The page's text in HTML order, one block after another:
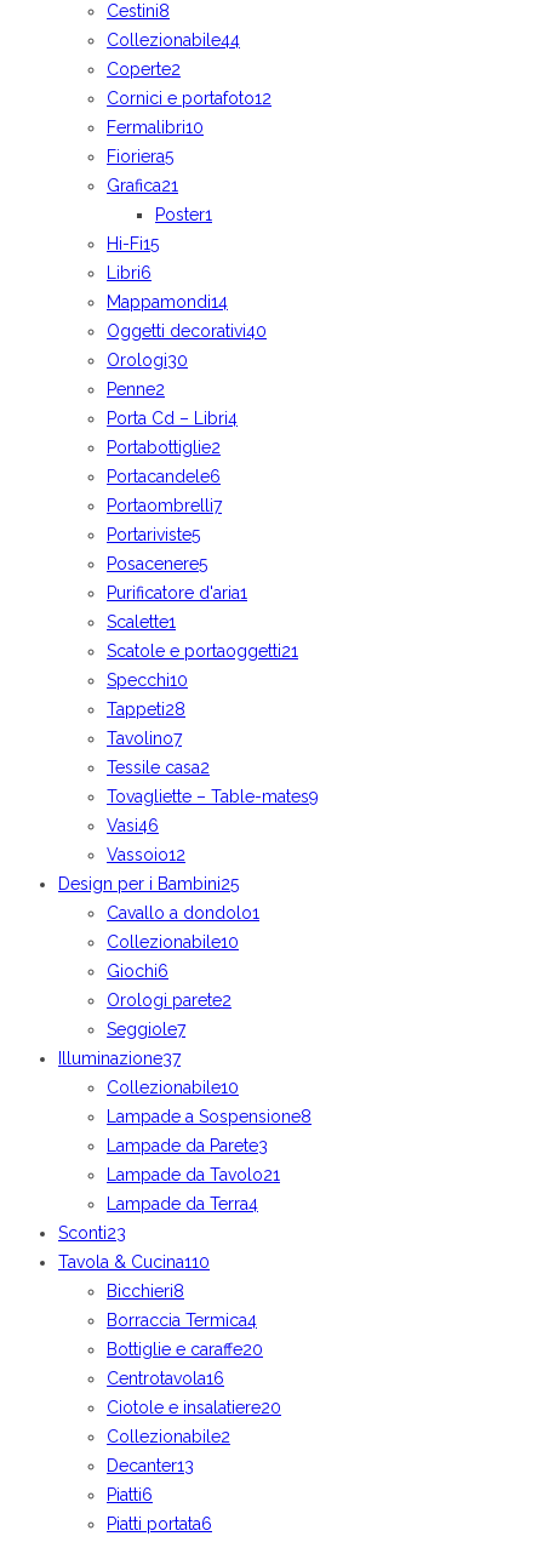
Cestini8
Collezionabile44
Coperte2
Cornici e portafoto12
Fermalibri10
Fioriera5
Grafica21
Poster1
Hi-Fi15
Libri6
Mappamondi14
Oggetti decorativi40
Orologi30
Penne2
Porta Cd – Libri4
Portabottiglie2
Portacandele6
Portaombrelli7
Portariviste5
Posacenere5
Purificatore d'aria1
Scalette1
Scatole e portaoggetti21
Specchi10
Tappeti28
Tavolino7
Tessile casa2
Tovagliette – Table-mates9
Vasi46
Vassoio12
Design per i Bambini25
Cavallo a dondolo1
Collezionabile10
Giochi6
Orologi parete2
Seggiole7
Illuminazione37
Collezionabile10
Lampade a Sospensione8
Lampade da Parete3
Lampade da Tavolo21
Lampade da Terra4
Sconti23
Tavola & Cucina110
Bicchieri8
Borraccia Termica4
Bottiglie e caraffe20
Centrotavola16
Ciotole e insalatiere20
Collezionabile2
Decanter13
Piatti6
Piatti portata6